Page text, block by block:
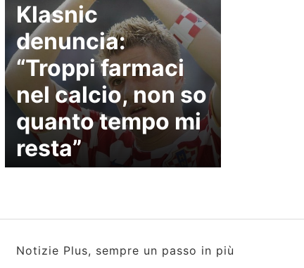
Klasnic
denuncia:
“Troppi farmaci
nel calcio, non so
quanto tempo mi
resta”
Notizie Plus, sempre un passo in più